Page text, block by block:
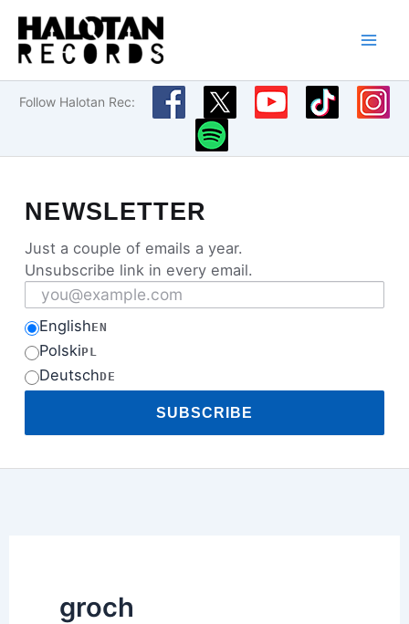
Przejdź
do
treści
Follow Halotan Rec:
NEWSLETTER
Just a couple of emails a year.
Unsubscribe link in every email.
Email address
EnglishEN
PolskiPL
DeutschDE
SUBSCRIBE
groch